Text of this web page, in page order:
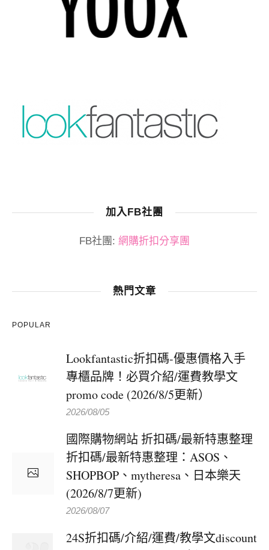
加入FB社團
FB社團: 網購折扣分享團
熱門文章
POPULAR
Lookfantastic折扣碼-優惠價格入手
專櫃品牌！必買介紹/運費教學文
promo code (2026/8/5更新）
2026/08/05
國際購物網站 折扣碼/最新特惠整理
折扣碼/最新特惠整理：ASOS、
SHOPBOP、mytheresa、日本樂天
(2026/8/7更新)
2026/08/07
24S折扣碼/介紹/運費/教學文discount